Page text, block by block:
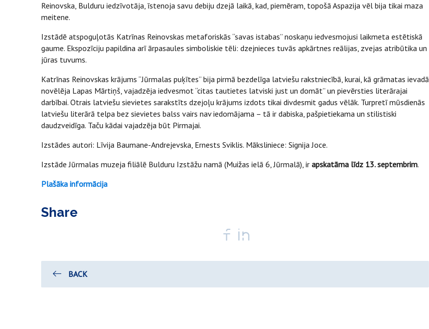
Reinovska, Bulduru iedzīvotāja, īstenoja savu debiju dzejā laikā, kad, piemēram, topošā Aspazija vēl bija tikai maza
meitene.
Izstādē atspoguļotās Katrīnas Reinovskas metaforiskās “savas istabas” noskaņu iedvesmojusi laikmeta estētiskā
gaume. Ekspozīciju papildina arī ārpasaules simboliskie tēli: dzejnieces tuvās apkārtnes reālijas, zvejas atribūtika un
jūras tuvums.
Katrīnas Reinovskas krājums “Jūrmalas puķītes” bija pirmā bezdelīga latviešu rakstniecībā, kurai, kā grāmatas ievadā
novēlēja Lapas Mārtiņš, vajadzēja iedvesmot “citas tautietes latviski just un domāt” un pievērsties literārajai
darbībai. Otrais latviešu sievietes sarakstīts dzejoļu krājums izdots tikai divdesmit gadus vēlāk. Turpretī mūsdienās
latviešu literārā telpa bez sievietes balss vairs nav iedomājama – tā ir dabiska, pašpietiekama un stilistiski
daudzveidīga. Taču kādai vajadzēja būt Pirmajai.
Izstādes autori: Līvija Baumane-Andrejevska, Ernests Sviklis. Māksliniece: Signija Joce.
Izstāde Jūrmalas muzeja filiālē Bulduru Izstāžu namā (Muižas ielā 6, Jūrmalā), ir apskatāma līdz 13. septembrim.
Plašāka informācija
Share
BACK